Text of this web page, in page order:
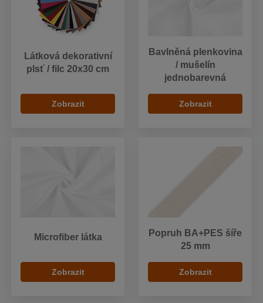
Látková dekorativní
plsť / filc 20x30 cm
Zobrazit
Bavlněná plenkovina
/ mušelín
jednobarevná
Zobrazit
Microfiber látka
Zobrazit
Popruh BA+PES šíře
25 mm
Zobrazit